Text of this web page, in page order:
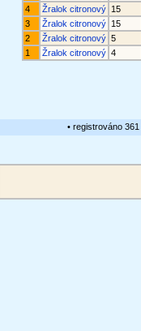
4
Žralok citronový 15
3
Žralok citronový 15
2
Žralok citronový 5
1
Žralok citronový 4
• registrováno 361